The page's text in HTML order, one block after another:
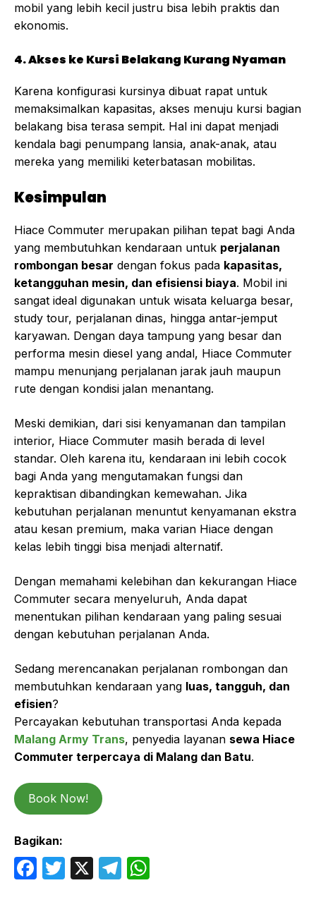
mobil yang lebih kecil justru bisa lebih praktis dan
ekonomis.
4. Akses ke Kursi Belakang Kurang Nyaman
Karena konfigurasi kursinya dibuat rapat untuk
memaksimalkan kapasitas, akses menuju kursi bagian
belakang bisa terasa sempit. Hal ini dapat menjadi
kendala bagi penumpang lansia, anak-anak, atau
mereka yang memiliki keterbatasan mobilitas.
Kesimpulan
Hiace Commuter merupakan pilihan tepat bagi Anda
yang membutuhkan kendaraan untuk perjalanan
rombongan besar dengan fokus pada kapasitas,
ketangguhan mesin, dan efisiensi biaya. Mobil ini
sangat ideal digunakan untuk wisata keluarga besar,
study tour, perjalanan dinas, hingga antar-jemput
karyawan. Dengan daya tampung yang besar dan
performa mesin diesel yang andal, Hiace Commuter
mampu menunjang perjalanan jarak jauh maupun
rute dengan kondisi jalan menantang.
Meski demikian, dari sisi kenyamanan dan tampilan
interior, Hiace Commuter masih berada di level
standar. Oleh karena itu, kendaraan ini lebih cocok
bagi Anda yang mengutamakan fungsi dan
kepraktisan dibandingkan kemewahan. Jika
kebutuhan perjalanan menuntut kenyamanan ekstra
atau kesan premium, maka varian Hiace dengan
kelas lebih tinggi bisa menjadi alternatif.
Dengan memahami kelebihan dan kekurangan Hiace
Commuter secara menyeluruh, Anda dapat
menentukan pilihan kendaraan yang paling sesuai
dengan kebutuhan perjalanan Anda.
Sedang merencanakan perjalanan rombongan dan
membutuhkan kendaraan yang luas, tangguh, dan
efisien?
Percayakan kebutuhan transportasi Anda kepada
Malang Army Trans, penyedia layanan sewa Hiace
Commuter terpercaya di Malang dan Batu.
Book Now!
Bagikan:
F
T
X
T